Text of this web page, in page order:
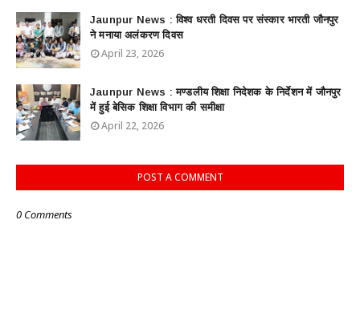
Jaunpur News : विश्व धरती दिवस पर संस्कार भारती जौनपुर
ने मनाया अलंकरण दिवस
April 23, 2026
Jaunpur News : ​मण्डलीय शिक्षा निदेशक के निर्देशन में जौनपुर
में हुई बेसिक शिक्षा विभाग की समीक्षा
April 22, 2026
POST A COMMENT
0 Comments